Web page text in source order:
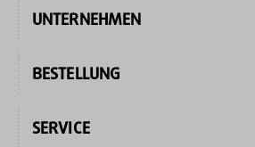
UNTERNEHMEN
BESTELLUNG
SERVICE